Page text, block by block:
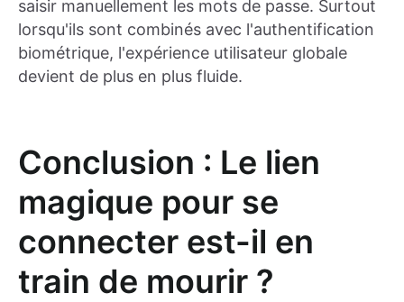
saisir manuellement les mots de passe. Surtout
lorsqu'ils sont combinés avec l'authentification
biométrique, l'expérience utilisateur globale
devient de plus en plus fluide.
Conclusion : Le lien
magique pour se
connecter est-il en
train de mourir ?